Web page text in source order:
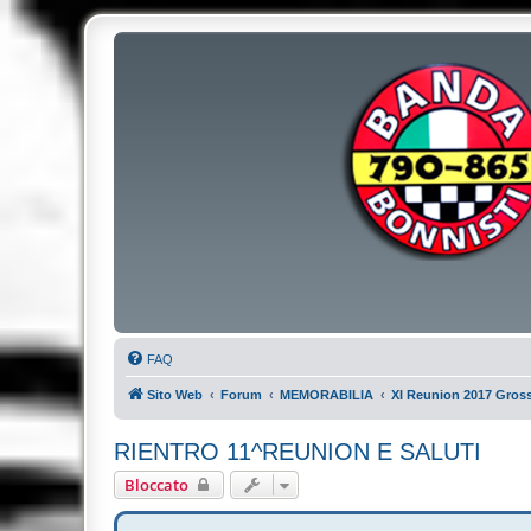
FAQ
Sito Web Forum MEMORABILIA XI Reunion 2017
RIENTRO 11^REUNION E SALUTI
Bloccato